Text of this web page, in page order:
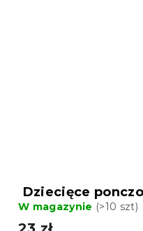
Dziecięce
W magazynie (>10 szt)